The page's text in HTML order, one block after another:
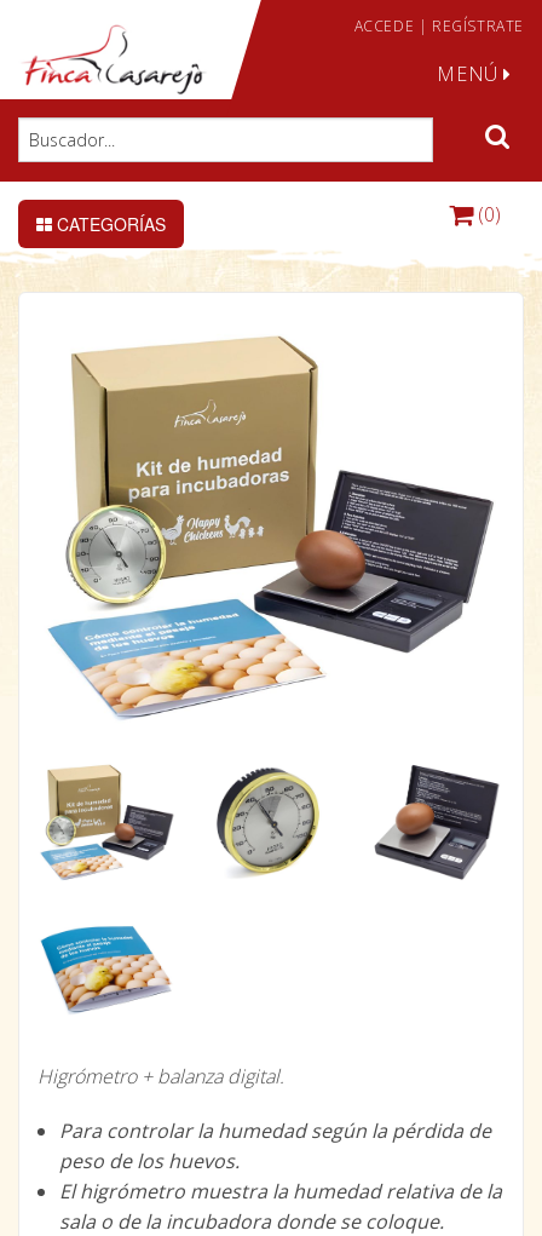
ACCEDE | REGÍSTRATE
MENÚ
CATEGORÍAS (0)
Higrómetro + balanza digital.
Para controlar la humedad según la pérdida de
peso de los huevos.
El higrómetro muestra la humedad relativa de la
sala o de la incubadora donde se coloque.